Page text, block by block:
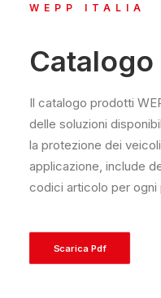
WEPP ITALIA
Il catalogo prodotti
delle soluzioni
la protezione dei
applicazione, include
codici articolo per ogni
Scarica Pdf